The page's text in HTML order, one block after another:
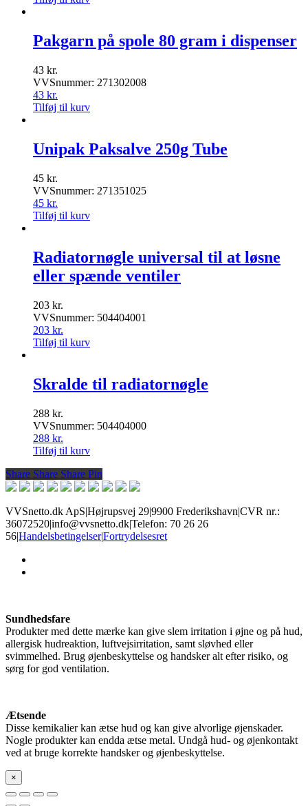
Pakgarn på spole 80 gram i dispenser
43 kr.
VVSnummer: 271302008
43 kr.
Tilføj til kurv
Unipak Paksalve 250g Tube
45 kr.
VVSnummer: 271351025
45 kr.
Tilføj til kurv
Radiatornøgle universal til at løsne
eller spænde ventiler
203 kr.
VVSnummer: 504404001
203 kr.
Tilføj til kurv
Skralde til radiatornøgle
288 kr.
VVSnummer: 504404000
288 kr.
Tilføj til kurv
Share
Share Share Share Pin
VVSnetto.dk ApS|Højrupsvej 29|9900 Frederikshavn|CVR nr.:
36072520|info@vvsnetto.dk|Telefon: 70 26 26
56|Handelsbetingelser|Fortrydelsesret
Sundhedsfare
Produkter med dette mærke kan give slem irritation i øjne og på hud,
allergisk hudreaktion, luftvejsirritation, samt sløvhed eller
svimmelhed. Brug øjenbeskyttelse og handsker alt efter risiko, og
sørg for god ventilation.
Ætsende
Disse kemikalier kan ætse hud og kan give alvorlige øjenskader.
Nogle produkter kan endda ætse metal. Undgå hud- og øjenkontakt
ved at bruge korrekte handsker og øjenbeskyttelse.
×